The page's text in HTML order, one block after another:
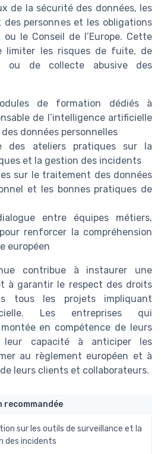
de la sécurité des données, les
personnes et les obligations
ou le Conseil de l’Europe. Cette
limiter les risques de fuite, de
ou de collecte abusive des
de formation dédiés à
de l’intelligence artificielle
données personnelles
des ateliers pratiques sur la
et la gestion des incidents
sur le traitement des données
et les bonnes pratiques de
entre équipes métiers,
renforcer la compréhension
européen
contribue à instaurer une
à garantir le respect des droits
tous les projets impliquant
Les entreprises qui
en compétence de leurs
leur capacité à anticiper les
au règlement européen et à
leurs clients et collaborateurs.
recommandée
sur les outils de surveillance et la
des incidents